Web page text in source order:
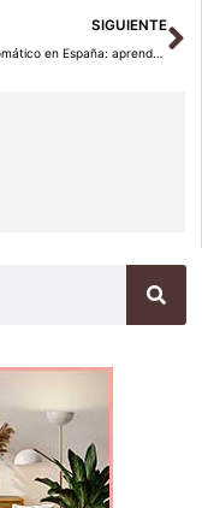
SIGUIENTE
Turismo idiomático en España: aprende español viajando en 2026